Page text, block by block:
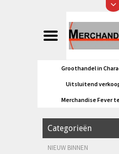
Groothandel in
Uitsluitend
Merchandise Fever
Categorieën
NIEUW BINNEN